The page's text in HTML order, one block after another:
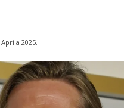
Aprila 2025.